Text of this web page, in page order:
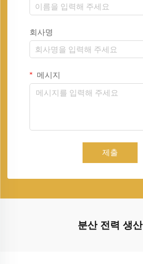
회사명
메시지
제출
분산 전력 생산